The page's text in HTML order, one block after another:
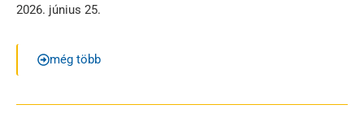
2026. június 25.
még több